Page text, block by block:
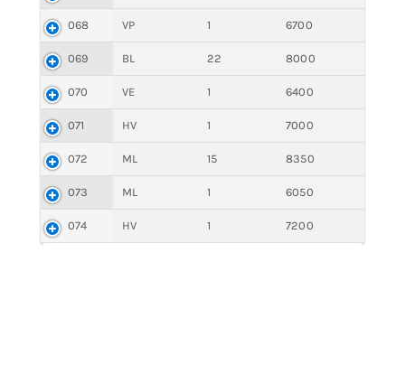
068 VP 1 6700
069 BL 22 8000
070 VE 1 6400
071 HV 1 7000
072 ML 15 8350
073 ML 1 6050
074 HV 1 7200